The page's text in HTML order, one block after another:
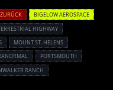
BIGELOW AEROSPACE
HIGHWAY
MOUNT ST. HELENS
PORTSMOUTH
RANCH